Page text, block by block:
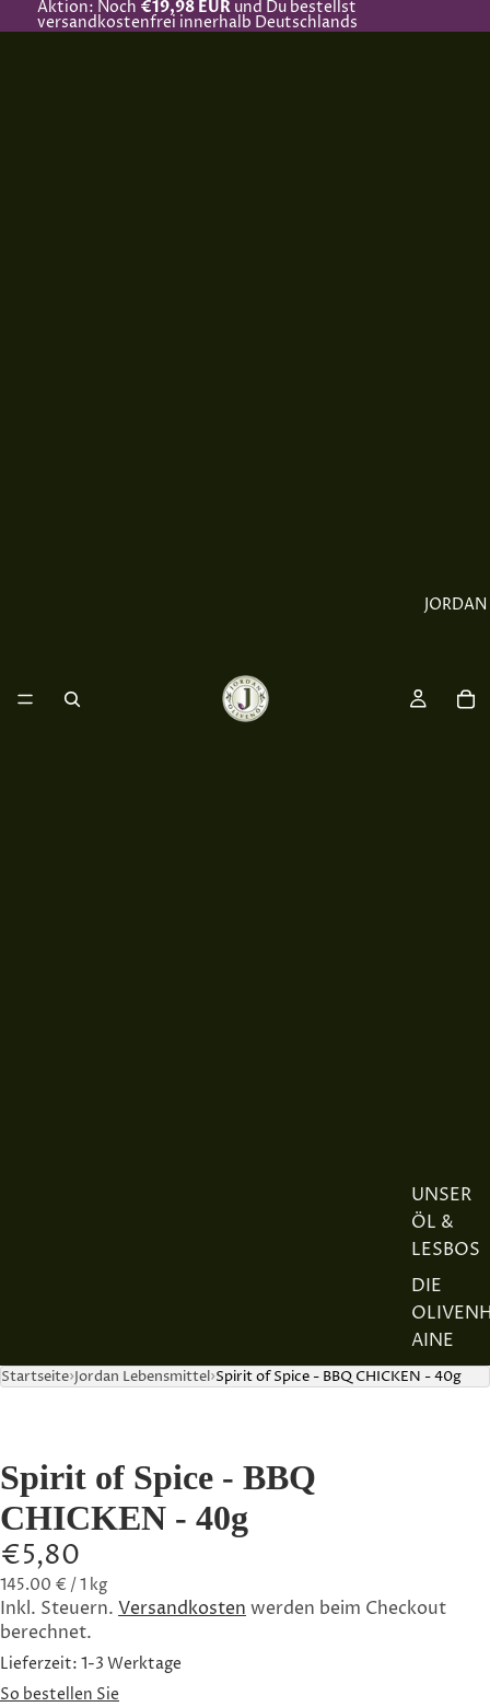
Aktion: Noch €19,98 EUR und Du bestellst
versandkostenfrei innerhalb Deutschlands
JORDAN
UNSER
ÖL &
LESBOS
DIE
AINE
DIE
DIE
Startseite Jordan Lebensmittel Spirit of Spice - BBQ CHICKEN - 40g
Spirit of Spice - BBQ
CHICKEN - 40g
€5,80
145.00 € / 1 kg
Inkl. Steuern. Versandkosten werden beim Checkout
berechnet.
Lieferzeit: 1-3 Werktage
So bestellen Sie